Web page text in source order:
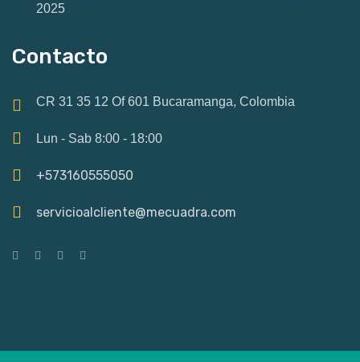
2025
Contacto
CR 31 35 12 Of 601 Bucaramanga, Colombia
Lun - Sab 8:00 - 18:00
+573160555050
servicioalcliente@mecuadra.com